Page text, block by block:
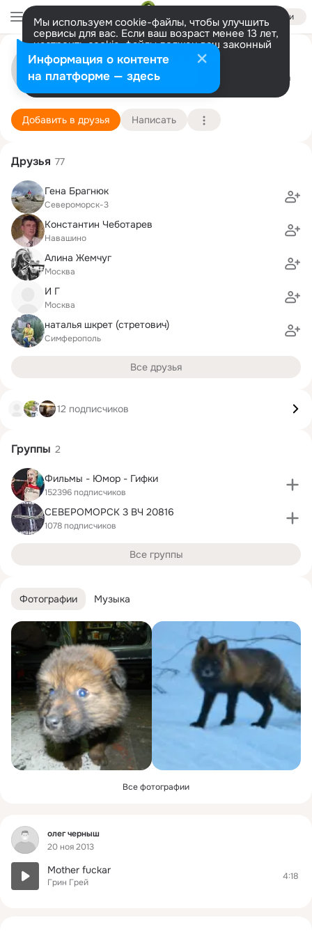
Войти
Мы используем cookie-файлы, чтобы улучшить
сервисы для вас. Если ваш возраст менее 13 лет,
настроить cookie-файлы должен ваш законный
представитель. Больше информации
Разрешить все Настроить
олег черныш
Мурманск 19 февраля (47 лет)
8 школа
Подробнее
Добавить в друзья Написать
Фотографии Музыка
Все фотографии
Фид
олег черныш
20 ноя 2013
Mother fuckar
Грин Грей
4:18
Друзья 77
Гена Брагнюк
Североморск-3
Константин Чеботарев
Навашино
Алина Жемчуг
Москва
И Г
Москва
наталья шкрет (стретович)
Симферополь
Все друзья
12 подписчиков
Группы 2
Фильмы - Юмор - Гифки
152396 подписчиков
СЕВЕРОМОРСК 3 ВЧ 20816
1078 подписчиков
Все группы
Информация о контенте
на платформе — здесь